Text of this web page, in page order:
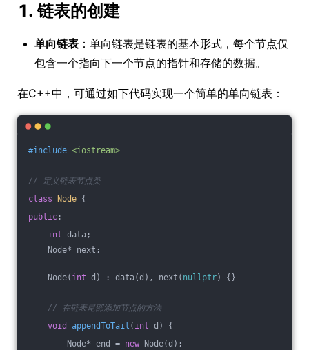
1. 链表的创建
单向链表 ：单向链表是链表的基本形式，每个节点仅
包含一个指向下一个节点的指针和存储的数据。
在C++中，可通过如下代码实现一个简单的单向链表：
#include <iostream>
// 定义链表节点类
class
Node {
public :
int data;
Node* next;
Node( int d) : data(d), next( nullptr) {}
// 在链表尾部添加节点的方法
void
appendToTail ( int d)
{
Node* end = new Node(d);